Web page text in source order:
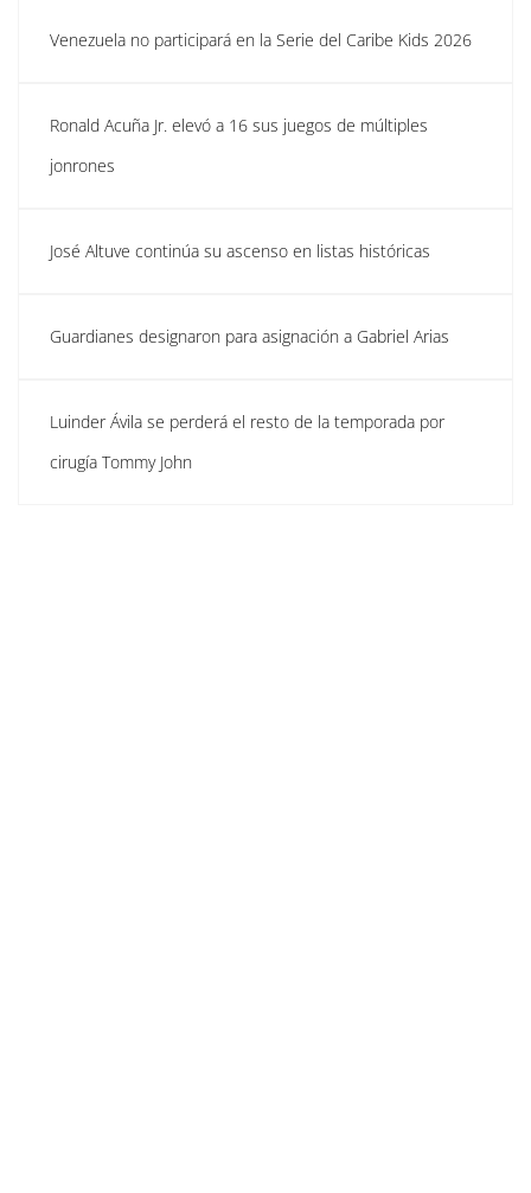
Venezuela no participará en la Serie del Caribe Kids 2026
Ronald Acuña Jr. elevó a 16 sus juegos de múltiples
jonrones
José Altuve continúa su ascenso en listas históricas
Guardianes designaron para asignación a Gabriel Arias
Luinder Ávila se perderá el resto de la temporada por
cirugía Tommy John